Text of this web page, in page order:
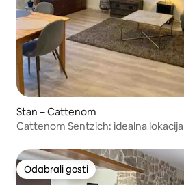
Stan – Cattenom
Cattenom Sentzich: idealna lokacija
Odabrali gosti
Odabrali gosti